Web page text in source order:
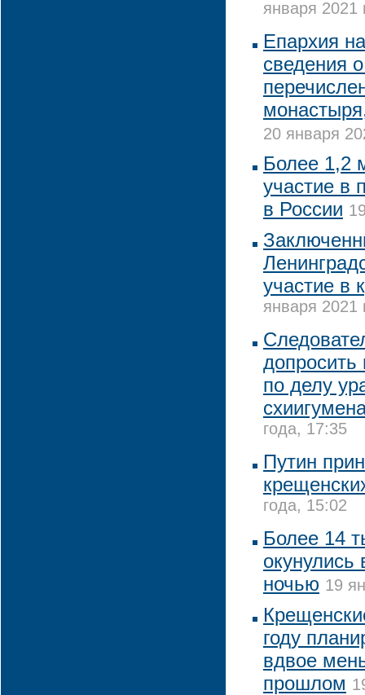
января 2021
Епархия
сведения
20 января
Более 1,2
участие в
в России
участие в
января 2021
допросить
по делу
года, 17:35
Путин
года, 15:02
Более 14
окунулись
ночью 19
году
вдвое
прошлом